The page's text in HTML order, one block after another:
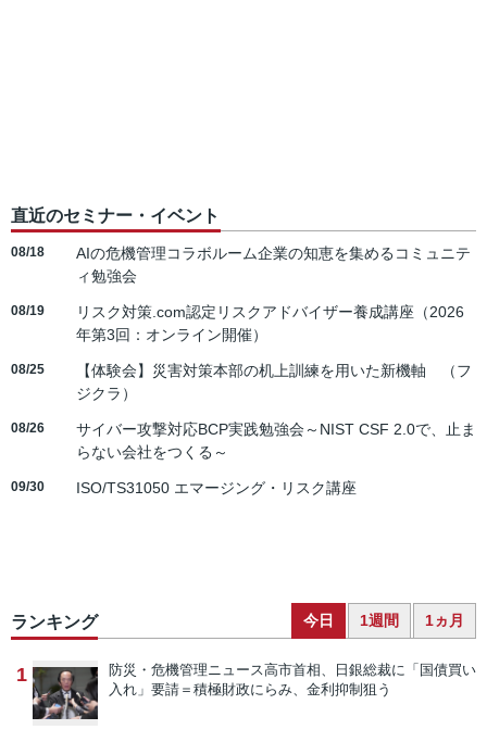
直近のセミナー・イベント
08/18
AIの危機管理コラボルーム企業の知恵を集めるコミュニテ
ィ勉強会
08/19
リスク対策.com認定リスクアドバイザー養成講座（2026
年第3回：オンライン開催）
08/25
【体験会】災害対策本部の机上訓練を用いた新機軸 （フ
ジクラ）
08/26
サイバー攻撃対応BCP実践勉強会～NIST CSF 2.0で、止ま
らない会社をつくる～
09/30 ISO/TS31050 エマージング・リスク講座
ランキング 今日 1週間 1ヵ月
1 防災・危機管理ニュース高市首相、日銀総裁に「国債買い
入れ」要請＝積極財政にらみ、金利抑制狙う